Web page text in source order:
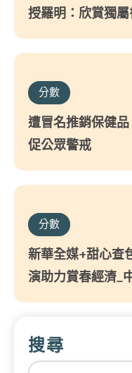
授羅明：欣賞獨
分數
遭冒名推銷保健
促公眾警戒
分數
新華全媒+甜心查
演助力賞春經濟_
搜尋